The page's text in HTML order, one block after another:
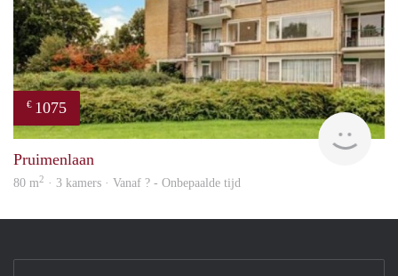
€ 1075
Pruimenlaan
80 m2 · 3 kamers · Vanaf ? - Onbepaalde tijd